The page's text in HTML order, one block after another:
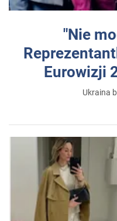
"Nie
Eurowizji
Ukraina